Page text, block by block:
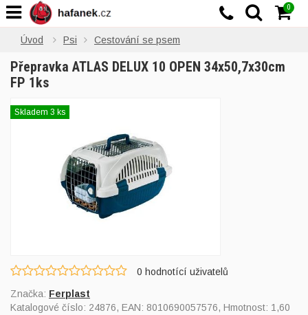
Úvod Psi Cestování se psem
Přepravka ATLAS DELUX 10 OPEN 34x50,7x30cm
FP 1ks
Skladem 3 ks
0 hodnotící uživatelů
Značka: Ferplast
Katalogové číslo: 24876, EAN: 8010690057576, Hmotnost: 1,60
0